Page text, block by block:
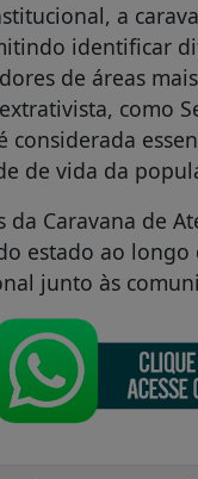
a
identificar
de áreas
como
considerada
de vida da
da Caravana de
estado ao
junto às